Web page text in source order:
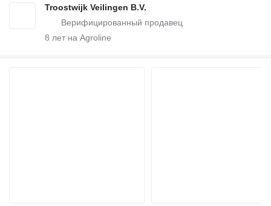
Troostwijk Veilingen B.V.
8 лет на Agroline